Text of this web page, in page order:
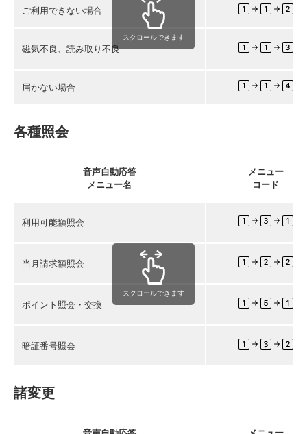
ご利用できない場合
磁気不良、読み取り不良
届かない場合
スクロールできます
各種照会
音声自動応答
メニュー名
メニュー
コード
利用可能額照会
当月請求額照会
ポイント照会・交換
暗証番号照会
スクロールできます
諸変更